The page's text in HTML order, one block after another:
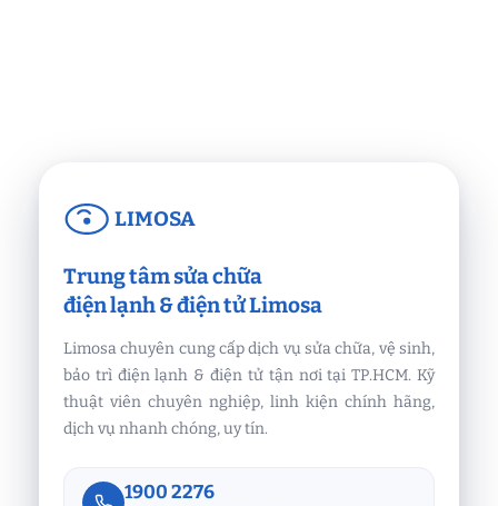
LIMOSA
Trung tâm sửa chữa
điện lạnh & điện tử Limosa
Limosa chuyên cung cấp dịch vụ sửa chữa, vệ sinh,
bảo trì điện lạnh & điện tử tận nơi tại TP.HCM. Kỹ
thuật viên chuyên nghiệp, linh kiện chính hãng,
dịch vụ nhanh chóng, uy tín.
1900 2276